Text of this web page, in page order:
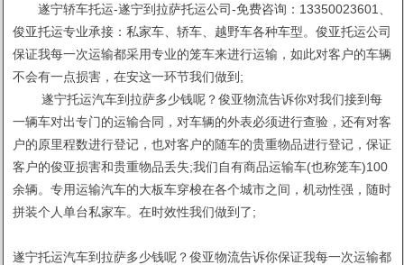
遂宁轿车托运-遂宁到拉萨托运公司-免费咨询：13350023601、
俊亚托运专业承接：私家车、轿车、越野车各种车型。俊亚托运公司
保证我每一次运输都采用专业的笼车来进行运输，如此对客户的车辆
不会有一点损害，在安这一环节我们做到;
遂宁托运汽车到拉萨多少钱呢？俊亚物流告诉你对我们接到每
一辆车对出专门的运输合同，对车辆的外表必须进行查验，还有对客
户的原里程数进行登记，也对客户的随车的贵重物品进行登记，保证
客户的俊亚损害和贵重物品丢失;我们自有商品运输车(也称笼车)100
余辆。专用运输汽车的大板车穿梭在各个城市之间，机动性强，随时
拼装个人单台私家车。在时效性我们做到了;
遂宁托运汽车到拉萨多少钱呢？俊亚物流告诉你保证我每一次运输都